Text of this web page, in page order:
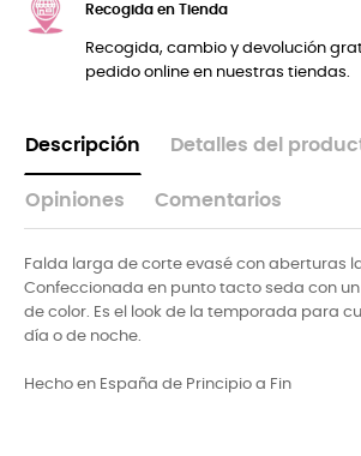
Recogida en Tienda
Recogida, cambio y devolución
pedido online en nuestras tiendas.
Descripción Detalles del
Opiniones Comentarios
Falda larga de corte evasé con aberturas
Confeccionada en punto tacto seda con
de color. Es el look de la temporada para
día o de noche.
Hecho en España de Principio a Fin